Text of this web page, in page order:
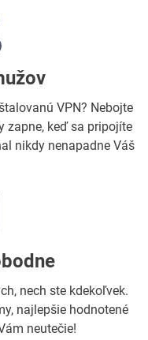
VPN? Nebojte
zapne, keď sa pripojíte
nikdy nenapadne Váš
nech ste kdekoľvek.
najlepšie hodnotené
neutečie!